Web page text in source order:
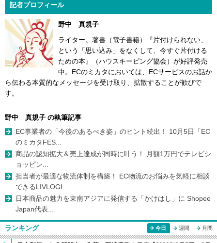
記者プロフィール
野中 真規子
ライター。著書（電子書籍）『片付けられない、
という「思い込み」をなくして、今すぐ片付ける
ための本』（ハウスキーピング協会）が好評発売
中。ECのミカタにおいては、ECサービスのお話か
ら伝わる本質的なメッセージを受け取り、拡散することが歓びで
す。
野中 真規子 の執筆記事
EC事業者の「今後のあるべき姿」のヒント続出！ 10月5日「EC
のミカタFES...
商品の認知拡大＆売上達成が同時に叶う！ 月額1万円でテレビシ
ョッピン...
担当者が最適な物流体制を構築！ EC物流のお悩みを気軽に相談
できるLIVLOGI
日本商品の魅力を東南アジアに発信する「かけはし」に Shopee
Japan代表...
ランキング 今日 週間 月間